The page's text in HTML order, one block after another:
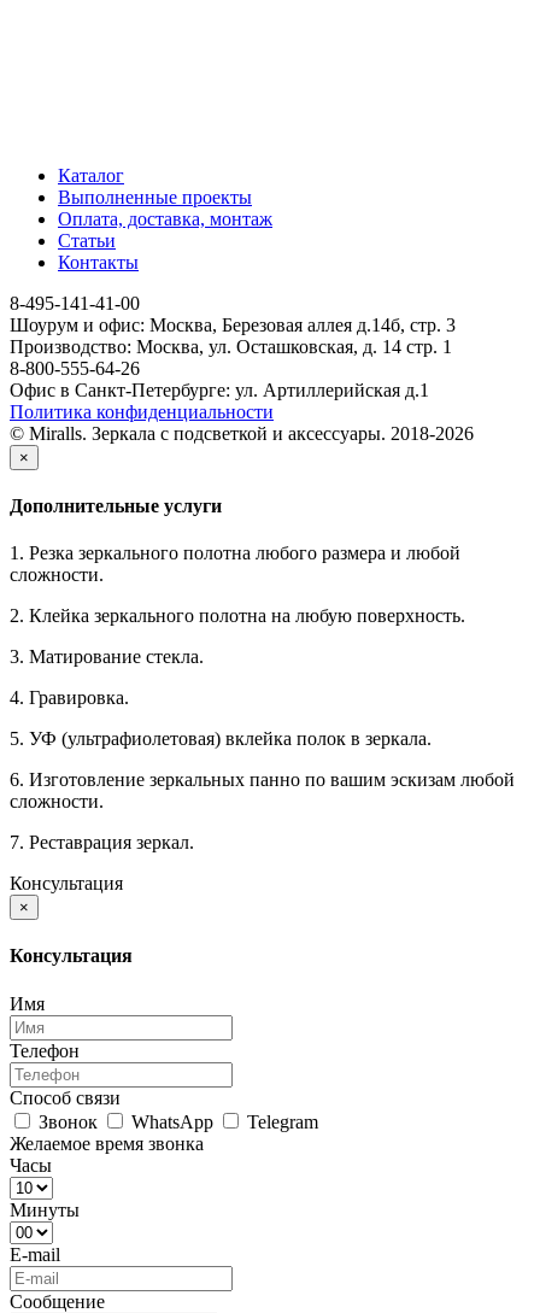
Каталог
Выполненные проекты
Оплата, доставка, монтаж
Статьи
Контакты
8-495-141-41-00
Шоурум и офис: Москва, Березовая аллея д.14б, стр. 3
Производство: Москва, ул. Осташковская, д. 14 стр. 1
8-800-555-64-26
Офис в Санкт-Петербурге: ул. Артиллерийская д.1
Политика конфиденциальности
© Miralls. Зеркала с подсветкой и аксессуары. 2018-2026
×
Дополнительные услуги
1. Резка зеркального полотна любого размера и любой
сложности.
2. Клейка зеркального полотна на любую поверхность.
3. Матирование стекла.
4. Гравировка.
5. УФ (ультрафиолетовая) вклейка полок в зеркала.
6. Изготовление зеркальных панно по вашим эскизам любой
сложности.
7. Реставрация зеркал.
Консультация
×
Консультация
Имя
Телефон
Способ связи
Звонок
WhatsApp
Telegram
Желаемое время звонка
Часы
Минуты
E-mail
Сообщение